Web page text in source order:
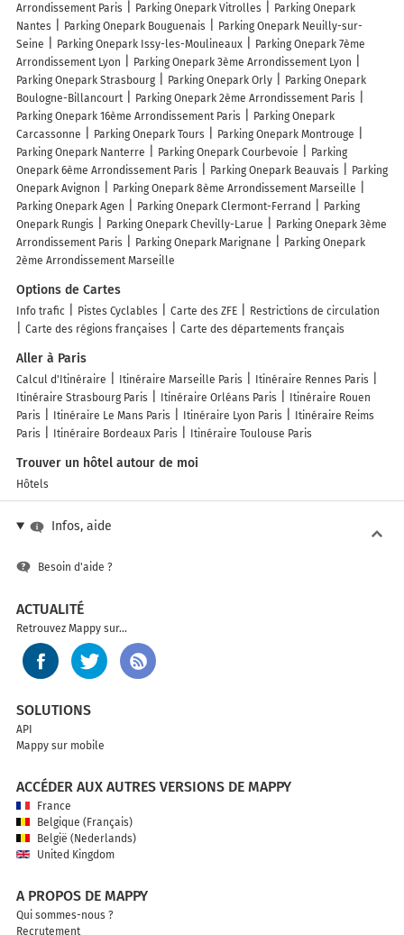
Arrondissement Paris
Parking Onepark Vitrolles
Parking Onepark
Nantes
Parking Onepark Bouguenais
Parking Onepark Neuilly-sur-
Seine
Parking Onepark Issy-les-Moulineaux
Parking Onepark 7ème
Arrondissement Lyon
Parking Onepark 3ème Arrondissement Lyon
Parking Onepark Strasbourg
Parking Onepark Orly
Parking Onepark
Boulogne-Billancourt
Parking Onepark 2ème Arrondissement Paris
Parking Onepark 16ème Arrondissement Paris
Parking Onepark
Carcassonne
Parking Onepark Tours
Parking Onepark Montrouge
Parking Onepark Nanterre
Parking Onepark Courbevoie
Parking
Onepark 6ème Arrondissement Paris
Parking Onepark Beauvais
Parking
Onepark Avignon
Parking Onepark 8ème Arrondissement Marseille
Parking Onepark Agen
Parking Onepark Clermont-Ferrand
Parking
Onepark Rungis
Parking Onepark Chevilly-Larue
Parking Onepark 3ème
Arrondissement Paris
Parking Onepark Marignane
Parking Onepark
2ème Arrondissement Marseille
Options de Cartes
Info trafic Pistes Cyclables Carte des ZFE
Restrictions de circulation
Carte des régions françaises
Carte des départements français
Aller à Paris
Calcul d'Itinéraire Itinéraire Marseille Paris
Itinéraire Rennes Paris
Itinéraire Strasbourg Paris
Itinéraire Orléans Paris
Itinéraire Rouen
Paris
Itinéraire Le Mans Paris Itinéraire Lyon Paris
Itinéraire Reims
Paris
Itinéraire Bordeaux Paris Itinéraire Toulouse Paris
Trouver un hôtel autour de moi
Hôtels
Infos, aide
Besoin d'aide ?
ACTUALITÉ
Retrouvez Mappy sur...
SOLUTIONS
API
Mappy sur mobile
ACCÉDER AUX AUTRES VERSIONS DE MAPPY
France
Belgique (Français)
België (Nederlands)
United Kingdom
A PROPOS DE MAPPY
Qui sommes-nous ?
Recrutement